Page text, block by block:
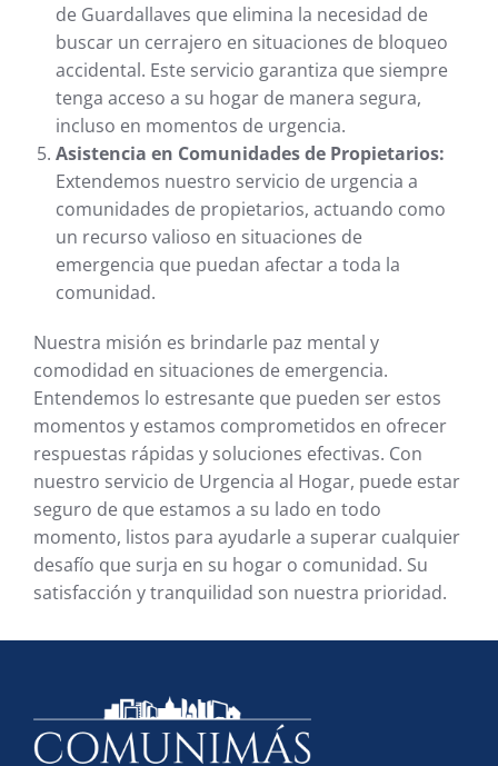
de Guardallaves que elimina la necesidad de
buscar un cerrajero en situaciones de bloqueo
accidental. Este servicio garantiza que siempre
tenga acceso a su hogar de manera segura,
incluso en momentos de urgencia.
Asistencia en Comunidades de Propietarios:
Extendemos nuestro servicio de urgencia a
comunidades de propietarios, actuando como
un recurso valioso en situaciones de
emergencia que puedan afectar a toda la
comunidad.
Nuestra misión es brindarle paz mental y
comodidad en situaciones de emergencia.
Entendemos lo estresante que pueden ser estos
momentos y estamos comprometidos en ofrecer
respuestas rápidas y soluciones efectivas. Con
nuestro servicio de Urgencia al Hogar, puede estar
seguro de que estamos a su lado en todo
momento, listos para ayudarle a superar cualquier
desafío que surja en su hogar o comunidad. Su
satisfacción y tranquilidad son nuestra prioridad.